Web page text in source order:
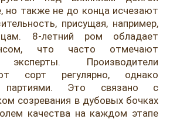
вина
вина
вина
вина
но также не до конца исчезают
присущая, например,
8-летний ром обладает
что часто отмечают
эксперты. Производители
сорт регулярно, однако
партиями. Это связано с
созревания в дубовых бочках
качества на каждом этапе